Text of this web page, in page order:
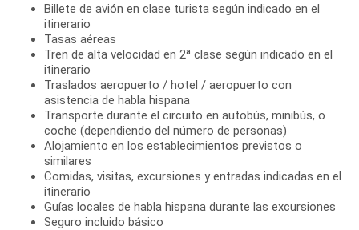
Billete de avión en clase turista según indicado en el
itinerario
Tasas aéreas
Tren de alta velocidad en 2ª clase según indicado en el
itinerario
Traslados aeropuerto / hotel / aeropuerto con
asistencia de habla hispana
Transporte durante el circuito en autobús, minibús, o
coche (dependiendo del número de personas)
Alojamiento en los establecimientos previstos o
similares
Comidas, visitas, excursiones y entradas indicadas en el
itinerario
Guías locales de habla hispana durante las excursiones
Seguro incluido básico